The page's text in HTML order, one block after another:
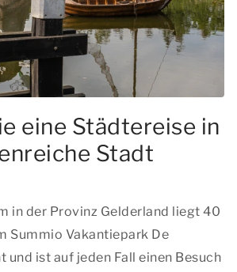
eine Städtereise in
Stadt
in der Provinz Gelderland liegt 40
Summio Vakantiepark De
und ist auf jeden Fall einen Besuch